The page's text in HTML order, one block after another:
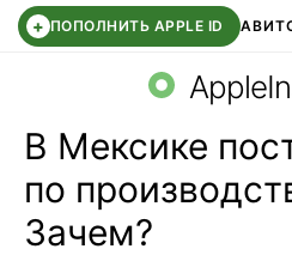
+ ПОПОЛНИТЬ APPLE ID
СБЕР КИДС ЧАТ
В Мексике
по
Зачем?